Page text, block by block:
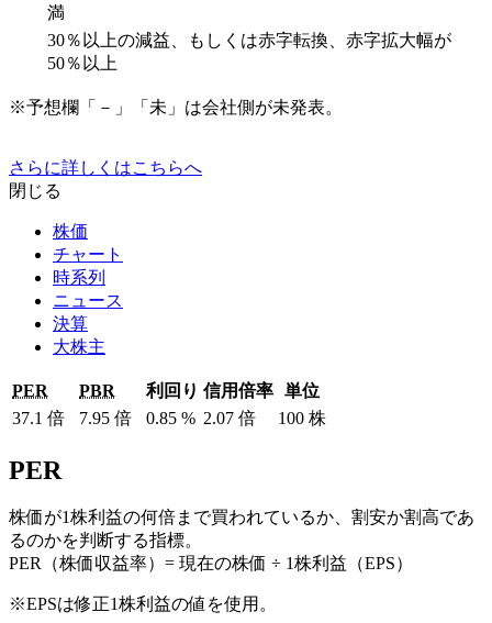
満
30％以上の減益、もしくは赤字転換、赤字拡大幅が
50％以上
※予想欄「－」「未」は会社側が未発表。
さらに詳しくはこちらへ
閉じる
株価
チャート
時系列
ニュース
決算
大株主
PER PBR 利回り 信用倍率 単位
37.1 倍 7.95 倍 0.85 % 2.07 倍 100 株
PER
株価が1株利益の何倍まで買われているか、割安か割高であ
るのかを判断する指標。
PER（株価収益率）= 現在の株価 ÷ 1株利益（EPS）
※EPSは修正1株利益の値を使用。